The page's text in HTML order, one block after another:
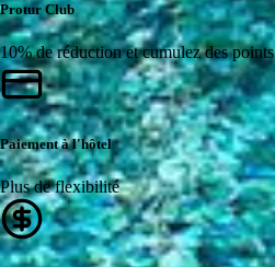
Protur Club
10% de réduction et cumulez des points
Paiement à l'hôtel
Plus de flexibilité